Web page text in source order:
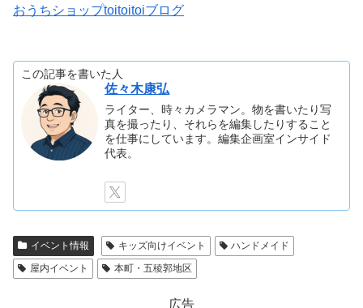
おうちショップtoitoitoiブログ
この記事を書いた人
佐々木康弘
ライター、時々カメラマン。物を書いたり写
真を撮ったり、それらを編集したりすること
を仕事にしています。編集企画室インサイド
代表。
イベント情報 キッズ向けイベント
ハンドメイド
屋内イベント
本町・五稜郭地区
広告